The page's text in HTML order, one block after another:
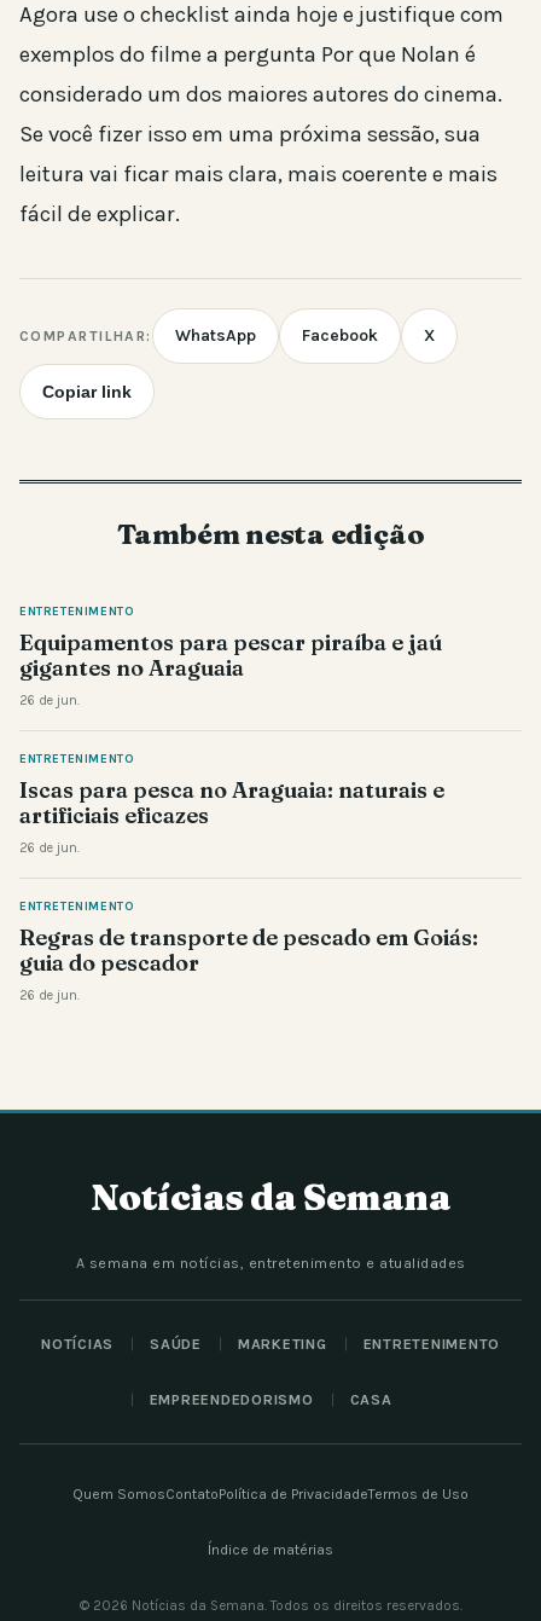
Agora use o checklist ainda hoje e justifique com
exemplos do filme a pergunta Por que Nolan é
considerado um dos maiores autores do cinema.
Se você fizer isso em uma próxima sessão, sua
leitura vai ficar mais clara, mais coerente e mais
fácil de explicar.
COMPARTILHAR: WhatsApp Facebook X
Copiar link
Também nesta edição
ENTRETENIMENTO
Equipamentos para pescar piraíba e jaú
gigantes no Araguaia
26 de jun.
ENTRETENIMENTO
Iscas para pesca no Araguaia: naturais e
artificiais eficazes
26 de jun.
ENTRETENIMENTO
Regras de transporte de pescado em Goiás:
guia do pescador
26 de jun.
Notícias da Semana
A semana em notícias, entretenimento e atualidades
NOTÍCIAS SAÚDE MARKETING ENTRETENIMENTO
EMPREENDEDORISMO CASA
Quem SomosContatoPolítica de PrivacidadeTermos de Uso
Índice de matérias
© 2026 Notícias da Semana. Todos os direitos reservados.